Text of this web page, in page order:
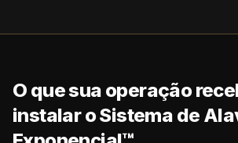
O que sua operação
instalar o Sistema de